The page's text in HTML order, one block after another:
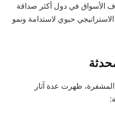
الأسواق في دول أكثر صداقة
حيوي لاستدامة ونمو
ظهرت عدة آثار